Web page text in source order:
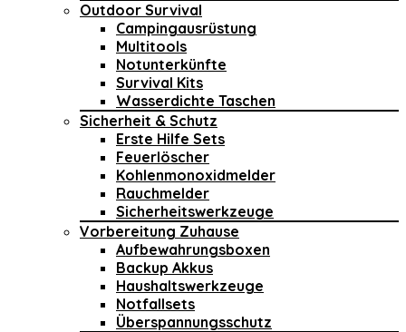
Outdoor Survival
Campingausrüstung
Multitools
Notunterkünfte
Survival Kits
Wasserdichte Taschen
Sicherheit & Schutz
Erste Hilfe Sets
Feuerlöscher
Kohlenmonoxidmelder
Rauchmelder
Sicherheitswerkzeuge
Vorbereitung Zuhause
Aufbewahrungsboxen
Backup Akkus
Haushaltswerkzeuge
Notfallsets
Überspannungsschutz